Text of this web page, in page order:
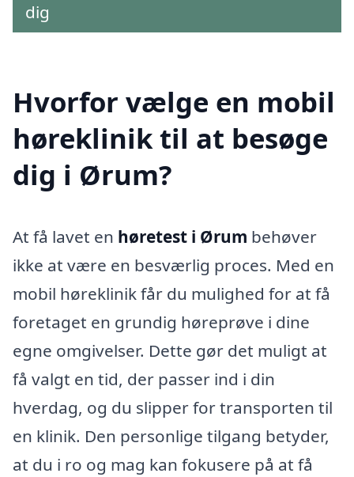
dig
Hvorfor vælge en mobil
høreklinik til at besøge
dig i Ørum?
At få lavet en høretest i Ørum behøver
ikke at være en besværlig proces. Med en
mobil høreklinik får du mulighed for at få
foretaget en grundig høreprøve i dine
egne omgivelser. Dette gør det muligt at
få valgt en tid, der passer ind i din
hverdag, og du slipper for transporten til
en klinik. Den personlige tilgang betyder,
at du i ro og mag kan fokusere på at få